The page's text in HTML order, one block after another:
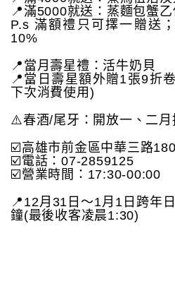
📍滿5000就送：蒸麵包蟹乙
P.s 滿額禮只可擇一贈送
10%
📍當月壽星禮：活牛奶貝
📍當日壽星額外贈1張9折
下次消費使用)
⚠️春酒/尾牙：開放一、二月
☑️高雄市前金區中華三路
☑️電話：07-2859125
☑️營業時間：17:30-00:00
📍12月31日～1月1日跨年
鐘(最後收客凌晨1:30)